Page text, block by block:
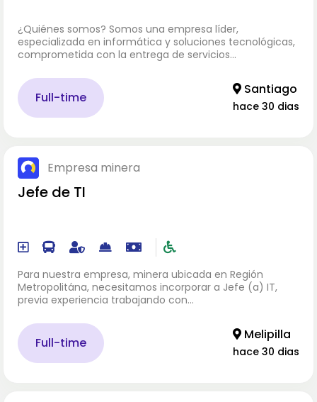
¿Quiénes somos? Somos una empresa líder,
especializada en informática y soluciones tecnológicas,
comprometida con la entrega de servicios…
Full-time
Santiago
hace 30 dias
Empresa minera
Jefe de TI
Para nuestra empresa, minera ubicada en Región
Metropolitána, necesitamos incorporar a Jefe (a) IT,
previa experiencia trabajando con…
Full-time
Melipilla
hace 30 dias